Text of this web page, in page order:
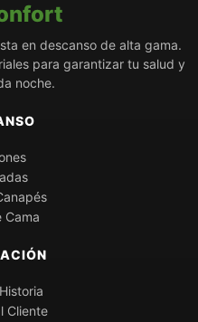
en descanso de alta gama.
para garantizar tu salud y
noche.
Cama
Cliente